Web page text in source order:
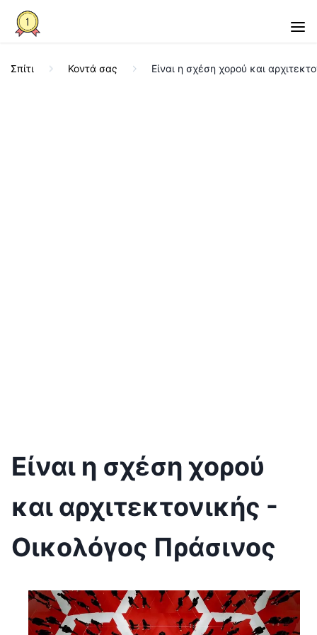
Σπίτι Κοντά σας Είναι η σχέση χορού και
Είναι η σχέση χορού
και αρχιτεκτονικής -
Οικολόγος Πράσινος